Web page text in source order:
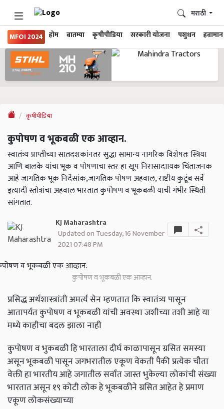
MFOI 2024 होम बातम्या कृषीपीडिया सरकारी योजना पशुधन हवामान
मराठी
कृषीपीडिया
कुपोषण व भूकबळी एक आव्हान.
स्वातंत्र्य प्राप्तीच्या सातदशकांनतर सुद्धा सामान्य नागरिक विशेषतः स्त्रिया
आणि बालके यांचा भूक व पोषणाचा स्तर हा खूप निरासादाायक चिंताजनक
आहे जागतिक भूक निर्देसांक,जागतिक पोषण अहवाल, राष्टीय कुटूंब सर्वे
इत्यादी स्तोत्रांचा अहवाल भारतात कुपोषण व भूकबळी याची गंभीर स्थिती
सांगतात.
KJ Maharashtra
Updated on Tuesday, 16 November
2021 07:48 PM
कुपोषण व भूकबळी एक आव्हान.
प्रसिद्ध अर्थशास्त्रांती अमर्त्य सेन म्हणतात कि स्वातंत्र्य पासून
आतापर्यंत कुपोषण व भूकबळी यांची अवस्था जशीच्या तशी आहे या
मध्ये काहीचा बदल झाला नाही
कुपोषण व भुकबळी हि भारताला दीर्घ काळापासून ग्रसित समस्या
असून भूकबळी पासून जगभरातील एकूण वेकती पैकी प्रत्येक चौता
वेक्ती हा भारतीय आहे जगातील सर्वांत जास्त भुकेल्या लोकांची संख्या
भारतात असून १९ कोटी लोक हे भूकबळीने ग्रसित आहेत हे प्रमाण
एकूण लोकसंख्याच्या